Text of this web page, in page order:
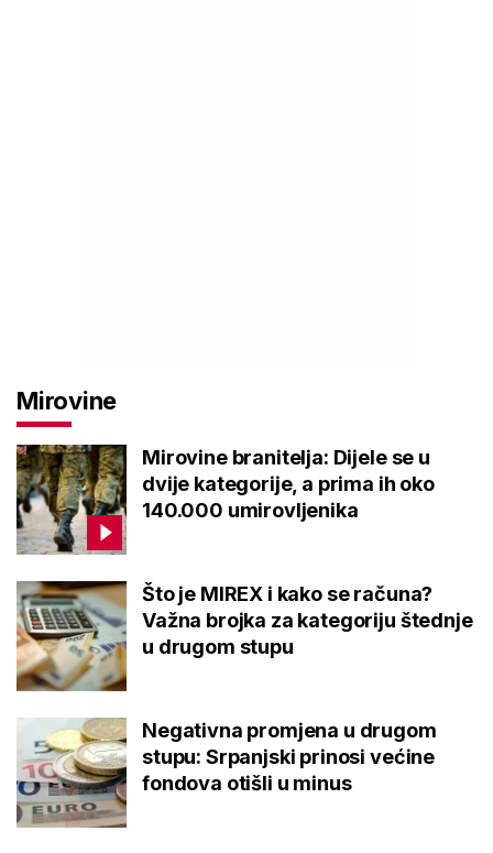
Mirovine
Mirovine branitelja: Dijele se u
dvije kategorije, a prima ih oko
140.000 umirovljenika
Što je MIREX i kako se računa?
Važna brojka za kategoriju štednje
u drugom stupu
Negativna promjena u drugom
stupu: Srpanjski prinosi većine
fondova otišli u minus